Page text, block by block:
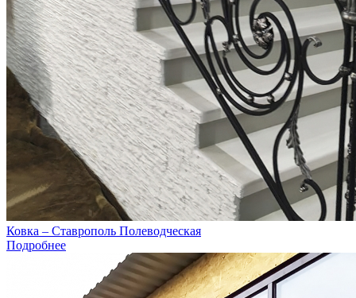
Ковка – Ставрополь Полеводческая
Подробнее